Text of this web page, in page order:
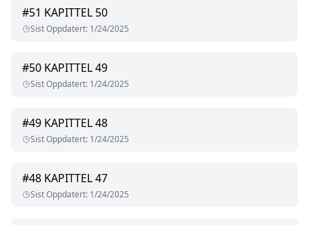
#51 KAPITTEL 50
Sist Oppdatert: 1/24/2025
#50 KAPITTEL 49
Sist Oppdatert: 1/24/2025
#49 KAPITTEL 48
Sist Oppdatert: 1/24/2025
#48 KAPITTEL 47
Sist Oppdatert: 1/24/2025